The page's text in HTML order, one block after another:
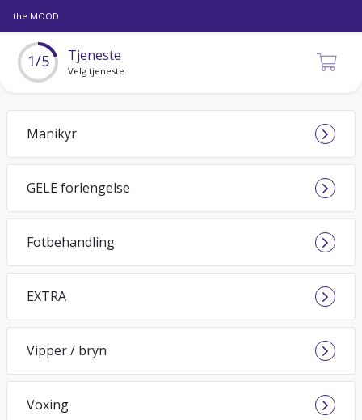
the MOOD
1/5 Tjeneste
Velg tjeneste
Manikyr
GELE forlengelse
Fotbehandling
EXTRA
Vipper / bryn
Voxing